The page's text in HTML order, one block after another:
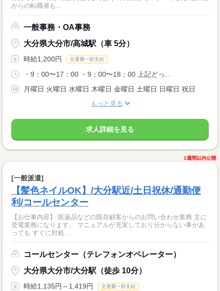
からの転職者も...
一般事務・OA事務
大分県大分市/高城駅（車 5分）
時給1,200円 交通費一部支給
・9：00〜17：00 ・9：00〜18：00 上記どっ...
月曜日 火曜日 水曜日 木曜日 金曜日 土曜日 日曜日 祝日
もっと見る
求人詳細を見る
1週間以内公開
[一般派遣]
【髪色ネイルOK】/大分駅近/土日祝休/通勤便
利/コールセンター
【お仕事内容】 医薬品などの既存顧客からのお問い合わせ業務 主に
受電業務になります。 マニュアルが充実しており分からない事があ
っても すぐに対処...
コールセンター（テレフォンオペレーター）
大分県大分市/大分駅（徒歩 10分）
時給1,135円～1,419円 交通費一部支給